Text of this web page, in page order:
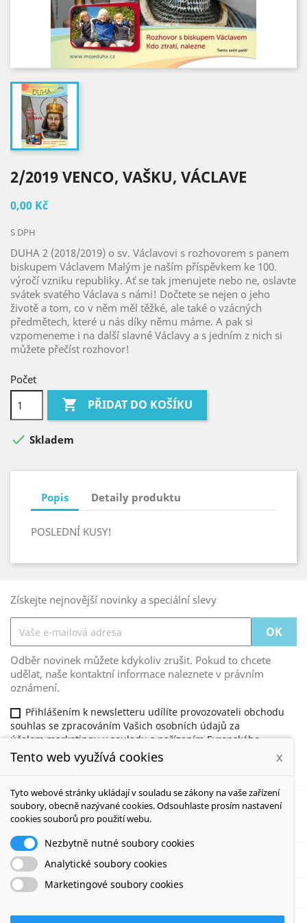
2/2019 VENCO, VAŠKU, VÁCLAVE
0,00 Kč
S DPH
DUHA 2 (2018/2019) o sv. Václavovi s rozhovorem s panem
biskupem Václavem Malým je naším příspěvkem ke 100.
výročí vzniku republiky. Ať se tak jmenujete nebo ne, oslavte
svátek svatého Václava s námi! Dočtete se nejen o jeho
životě a tom, co v něm měl těžké, ale také o vzácných
předmětech, které u nás díky němu máme. A pak si
vzpomeneme i na další slavné Václavy a s jedním z nich si
můžete přečíst rozhovor!
Počet
 PŘIDAT DO KOŠÍKU
 Skladem
Popis Detaily produktu
POSLEDNÍ KUSY!
Získejte nejnovější novinky a speciální slevy
Odběr novinek můžete kdykoliv zrušit. Pokud to chcete
udělat, naše kontaktní informace naleznete v právním
oznámení.
Přihlášením k newsletteru udílíte provozovateli obchodu
souhlas se zpracováním Vašich osobních údajů za
účelem marketingu v souladu s nařízením Evropského
parlamentu a Rady (EU) 2016/679 . Tento souhlas můžete
odvolat na adrese redakceduhy@gmail.com.
NAŠE SPOLEČNOST
VÁŠ ÚČET
INFORMACE O OBCHODU
© 2026 - Software e-komerce od PrestaShop™
Tento web využívá cookies x
Tyto webové stránky ukládají v souladu se zákony na vaše zařízení
soubory, obecně nazývané cookies. Odsouhlaste prosím nastavení
cookies souborů pro použití webu.
Nezbytně nutné soubory cookies
Analytické soubory cookies
Marketingové soubory cookies